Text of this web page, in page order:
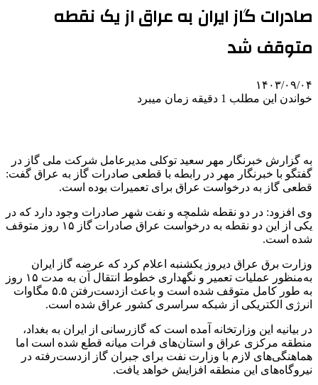
صادرات گاز ایران به عراق از یک نقطه
متوقف شد
۱۴۰۳/۰۹/۰۴
خواندن این مطلب 1 دقیقه زمان میبرد
به گزارش خبرنگار مهر سعید توکلی مدیرعامل شرکت ملی گاز در
گفتگو با خبرنگار مهر در رابطه با قطعی صادرات گاز به عراق گفت:
قطعی گاز به درخواست عراق برای تعمیرات بوده است.
وی افزود: در دو نقطه شلمچه و نفت شهر صادرات وجود دارد که در
یکی از این دو نقطه به درخواست عراق صادرات گاز ۱۵ روز متوقف
شده است.
وزارت برق عراق دیروز یکشنبه اعلام کرد که عرضه گاز ایران
به‌منظور عملیات تعمیر و نگهداری خطوط انتقال آن به مدت ۱۵ روز
به طور کامل متوقف شده است و باعث ازدست‌رفتن ۵.۵ مگاوات
انرژی الکتریکی از شبکه سراسری کشور عراق شده است.
در بیانیه این وزارتخانه آمده است که گازرسانی از ایران به بغداد،
منطقه مرکزی عراق و استان‌های فرات میانه قطع شده است اما
هماهنگی‌های لازم با وزارت نفت برای جبران گاز ازدست‌رفته در
نیروگاه‌های این منطقه افزایش خواهد یافت.